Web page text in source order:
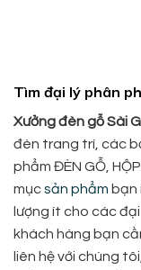
Tìm đại lý phân
Xưởng đèn gỗ Sài
đèn trang trí, các
phẩm ĐÈN GỖ,
mụcsản phẩm bạn
lượng ít cho các
khách hàng bạn
liên hệ với chúng